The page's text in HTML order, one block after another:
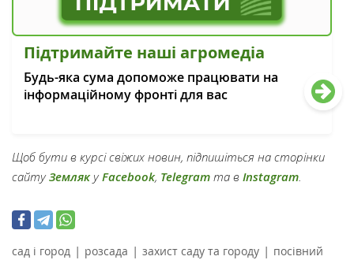
Підтримайте наші агромедіа
Будь-яка сума допоможе працювати на
інформаційному фронті для вас
Щоб бути в курсі свіжих новин, підпишіться на сторінки
сайтуЗемлякуFacebook, Telegram та в Instagram.
сад і город | розсада | захист саду та городу | посівний